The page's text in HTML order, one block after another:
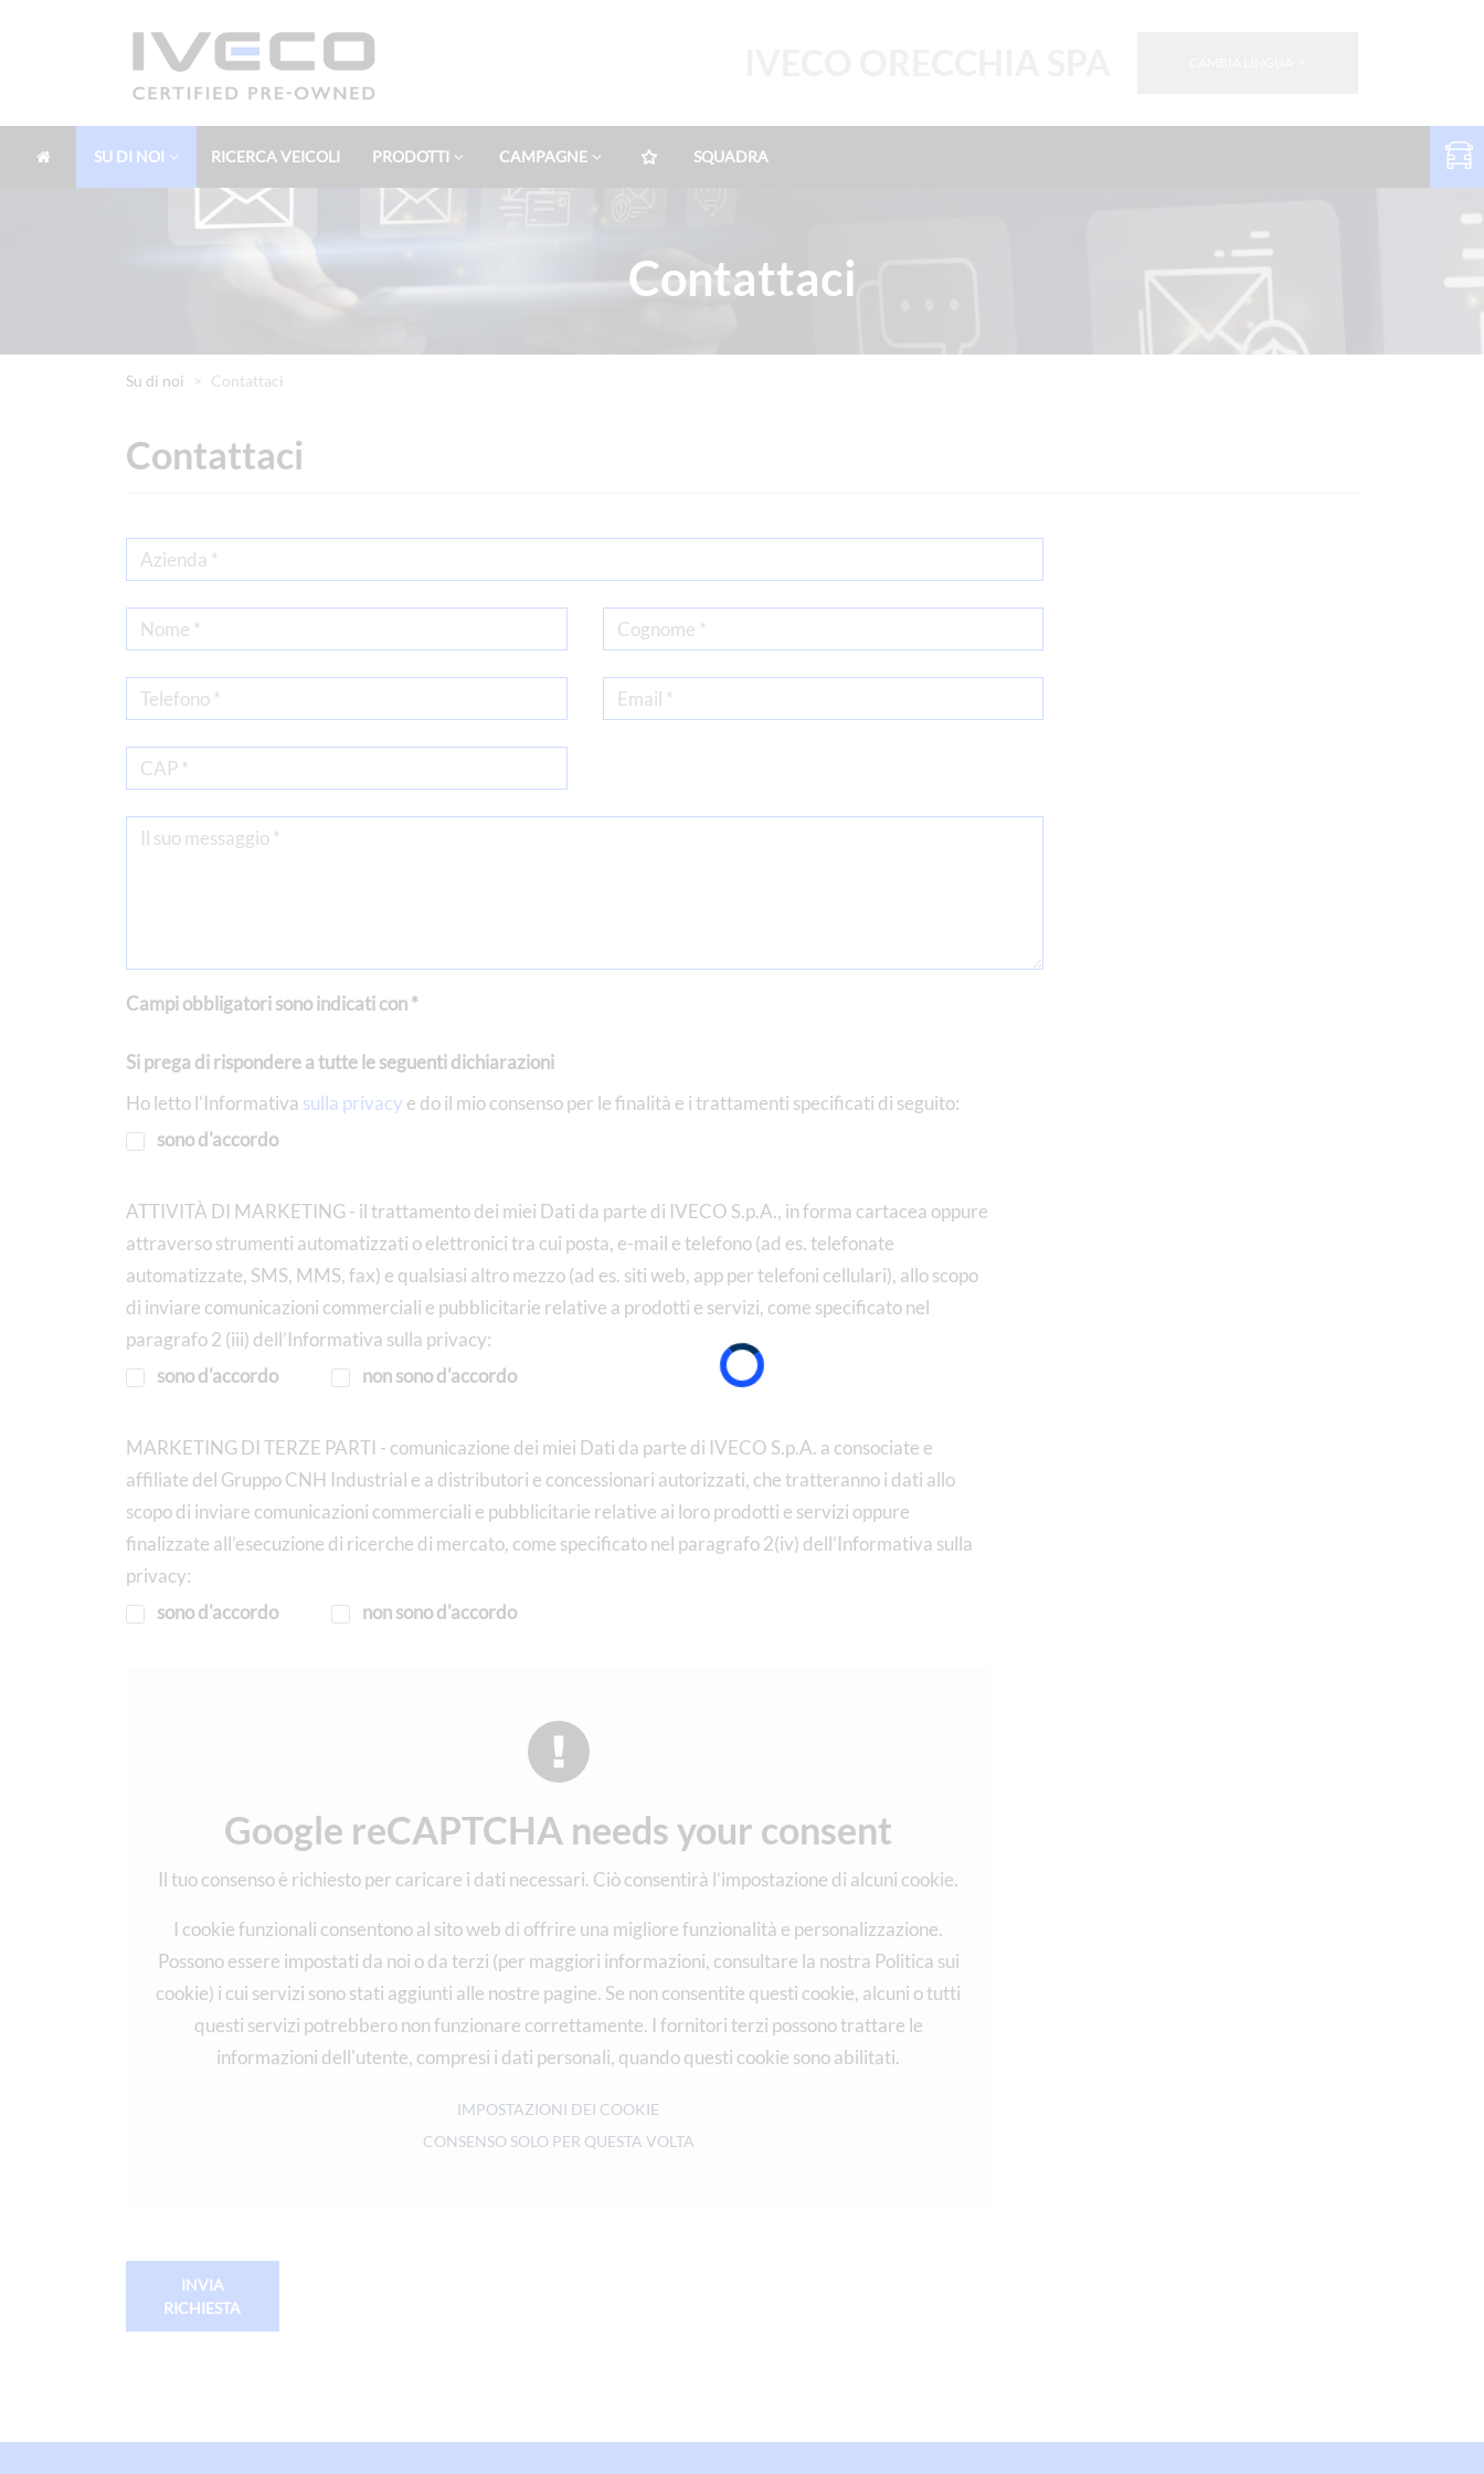
SU DI NOI RICERCA VEICOLI PRODOTTI CAMPAGNE SQUADRA
Contattaci
Su di noi Contattaci
Contattaci
Campi obbligatori sono indicati con *
Si prega di rispondere a tutte le seguenti dichiarazioni
Ho letto l’Informativa sulla privacy e do il mio consenso per le finalità e i trattamenti specificati di seguito:
sono d'accordo
ATTIVITÀ DI MARKETING - il trattamento dei miei Dati da parte di IVECO S.p.A., in forma cartacea oppure
attraverso strumenti automatizzati o elettronici tra cui posta, e-mail e telefono (ad es. telefonate
automatizzate, SMS, MMS, fax) e qualsiasi altro mezzo (ad es. siti web, app per telefoni cellulari), allo scopo
di inviare comunicazioni commerciali e pubblicitarie relative a prodotti e servizi, come specificato nel
paragrafo 2 (iii) dell’Informativa sulla privacy:
sono d'accordo
non sono d'accordo
MARKETING DI TERZE PARTI - comunicazione dei miei Dati da parte di IVECO S.p.A. a consociate e
affiliate del Gruppo CNH Industrial e a distributori e concessionari autorizzati, che tratteranno i dati allo
scopo di inviare comunicazioni commerciali e pubblicitarie relative ai loro prodotti e servizi oppure
finalizzate all’esecuzione di ricerche di mercato, come specificato nel paragrafo 2(iv) dell’Informativa sulla
privacy:
sono d'accordo
non sono d'accordo
Google reCAPTCHA needs your consent
Il tuo consenso è richiesto per caricare i dati necessari. Ciò consentirà l’impostazione di alcuni cookie.
I cookie funzionali consentono al sito web di offrire una migliore funzionalità e personalizzazione.
Possono essere impostati da noi o da terzi (per maggiori informazioni, consultare la nostra Politica sui
cookie) i cui servizi sono stati aggiunti alle nostre pagine. Se non consentite questi cookie, alcuni o tutti
questi servizi potrebbero non funzionare correttamente. I fornitori terzi possono trattare le
informazioni dell'utente, compresi i dati personali, quando questi cookie sono abilitati.
IMPOSTAZIONI DEI COOKIE
CONSENSO SOLO PER QUESTA VOLTA
INVIA
RICHIESTA